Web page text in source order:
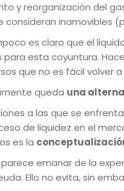
y reorganización del
consideran inamovibles
es claro que el
esta coyuntura.
que no es fácil volver a
queda una
a las que se
de liquidez en el
es la
emanar de la
Ello no evita, sin